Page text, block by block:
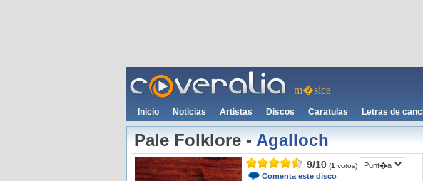
m�sica
Inicio Noticias Artistas Discos Caratulas Letras de
Pale Folklore-Agalloch
9/10 (1 votos)
Comenta este disco